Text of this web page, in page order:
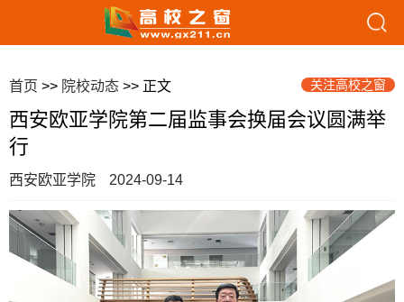
首页 >> 院校动态 >> 正文 关注高校之窗
西安欧亚学院第二届监事会换届会议圆满举
行
西安欧亚学院 2024-09-14